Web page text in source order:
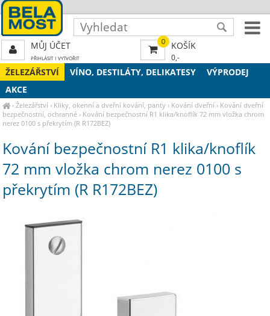
ŽELEZÁŘSTVÍ VÍNO, DESTILÁTY, DELIKATESY
VÝPRODEJ
AKCE
›Železářství › Kliky, okenní a dveřní kování, panty › Kování dveřní › Kování dveřní
bezpečnostní, ochranné › Kování bezpečnostní R1 klika/knoflík 72 mm vložka chrom
nerez 0100 s překrytím (R R172BEZ)
Kování bezpečnostní R1 klika/knoflík
72 mm vložka chrom nerez 0100 s
překrytím (R R172BEZ)
0 KOŠÍK
0,-
MŮJ ÚČET
PŘIHLÁSIT| VYTVOŘIT